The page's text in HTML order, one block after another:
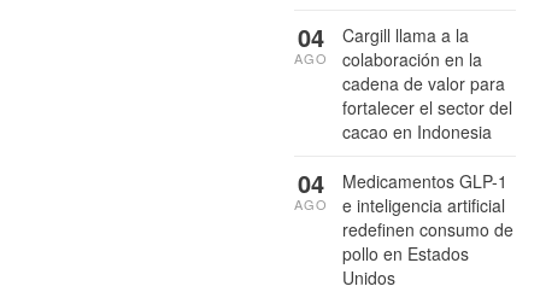
Cargill llama a la
colaboración en la
cadena de valor para
fortalecer el sector del
cacao en Indonesia
04
AGO
Medicamentos GLP-1
e inteligencia artificial
redefinen consumo de
pollo en Estados
Unidos
04
AGO